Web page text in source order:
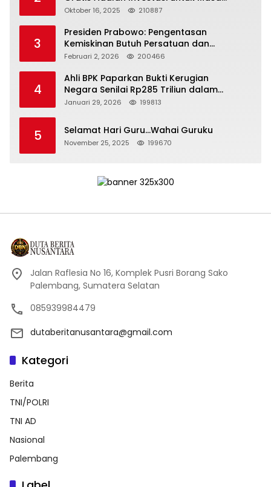
Depan Bangsa
Oktober 16, 2025 210887
3
Presiden Prabowo: Pengentasan
Kemiskinan Butuh Persatuan dan
Kepemimpinan yang Bertanggung Jawab
Februari 2, 2026 200466
4
Ahli BPK Paparkan Bukti Kerugian
Negara Senilai Rp285 Triliun dalam
Persidangan Korupsi PT Pertamina
Januari 29, 2026 199813
5 Selamat Hari Guru…Wahai Guruku
November 25, 2025 199670
Jalan Raflesia No 16, Komplek Pusri Borang Sako
Palembang, Sumatera Selatan
085939984479
dutaberitanusantara@gmail.com
Kategori
Berita
TNI/POLRI
TNI AD
Nasional
Palembang